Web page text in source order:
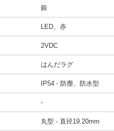
銀
LED、赤
2VDC
はんだラグ
IP54 - 防塵、防水型
-
丸型 - 直径19.20mm